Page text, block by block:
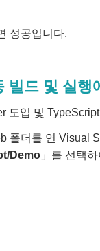
성공입니다.
빌드 및 실행
도입 및
폴더를 연 Visual
Demo 」를 선택